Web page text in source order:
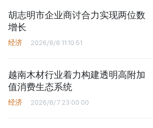
胡志明市企业商讨合力实现两位数
增长
经济 2026/8/8 11:10:51
越南木材行业着力构建透明高附加
值消费生态系统
经济 2026/8/7 23:00:00